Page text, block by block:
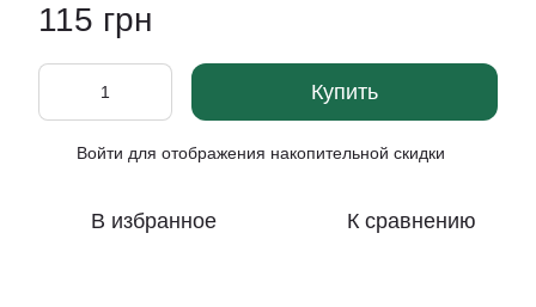
115 грн
Купить
Войти для отображения накопительной скидки
В избранное К сравнению